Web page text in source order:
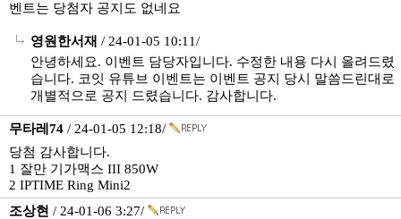
벤트는 당첨자 공지도 없네요
영원한서재 / 24-01-05 10:11/
안녕하세요. 이벤트 담당자입니다. 수정한 내용 다시 올려드렸
습니다. 코잇 유튜브 이벤트는 이벤트 공지 당시 말씀드린대로
개별적으로 공지 드렸습니다. 감사합니다.
무타레74 / 24-01-05 12:18/
당첨 감사합니다.
1 잘만 기가맥스 III 850W
2 IPTIME Ring Mini2
조상현 / 24-01-06 3:27/